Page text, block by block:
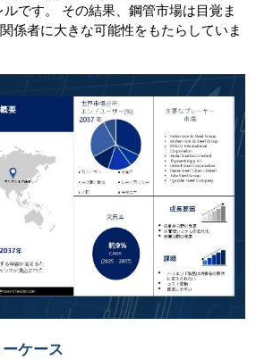
です。 その結果、鋼管市場は目覚ま
係者に大きな可能性をもたらしていま
ケース